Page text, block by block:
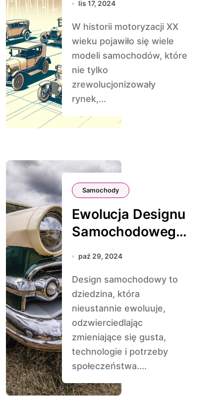
lis 17, 2024
W historii motoryzacji XX
wieku pojawiło się wiele
modeli samochodów, które
nie tylko
zrewolucjonizowały
rynek,...
Samochody
Ewolucja Designu
Samochodowego:
Najważniejsze
paź 29, 2024
Design samochodowy to
dziedzina, która
nieustannie ewoluuje,
odzwierciedlając
zmieniające się gusta,
technologie i potrzeby
społeczeństwa....